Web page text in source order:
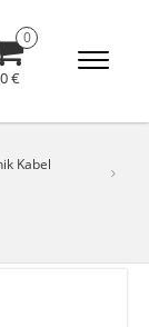
€
Kabel